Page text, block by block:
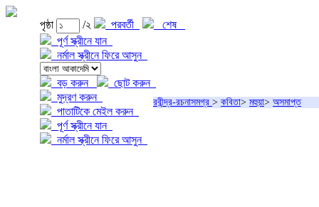
পৃষ্ঠা /২ পরবর্তী
শেষ
পূর্ণ স্ক্রীনে যান
নর্মাল স্ক্রীনে ফিরে আসুন
বড় করুন
ছোট করুন
মুদ্রণ করুন
পাতাটিকে মেইল করুন
পূর্ণ স্ক্রীনে যান
নর্মাল স্ক্রীনে ফিরে আসুন
রবীন্দ্র-রচনাসমগ্র > কবিতা> মহুয়া> অসমাপ্ত